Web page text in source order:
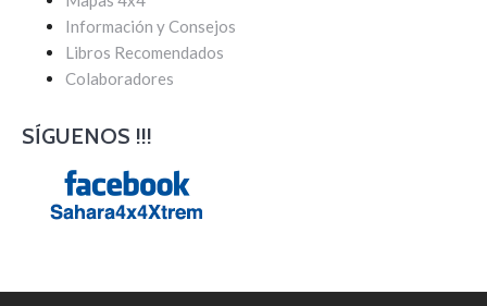
Información y Consejos
Libros Recomendados
Colaboradores
SÍGUENOS !!!